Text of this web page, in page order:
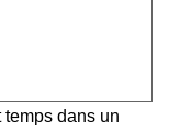
dans un